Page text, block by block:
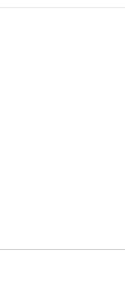
로…
히려 대선 판
이념적 정체